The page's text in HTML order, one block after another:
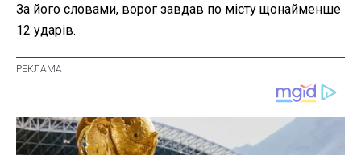
За його словами, ворог завдав по місту щонайменше
12 ударів.